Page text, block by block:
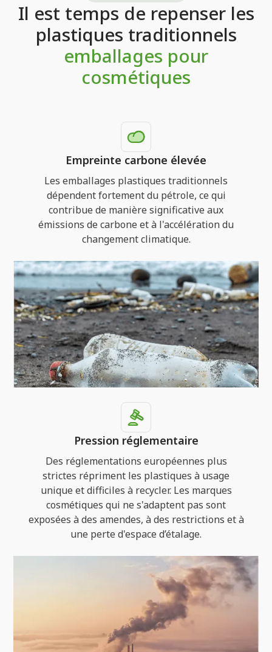
Il est temps de repenser les
plastiques traditionnels
emballages pour
cosmétiques
Empreinte carbone élevée
Les emballages plastiques traditionnels
dépendent fortement du pétrole, ce qui
contribue de manière significative aux
émissions de carbone et à l'accélération du
changement climatique.
Pression réglementaire
Des réglementations européennes plus
strictes répriment les plastiques à usage
unique et difficiles à recycler. Les marques
cosmétiques qui ne s'adaptent pas sont
exposées à des amendes, à des restrictions et à
une perte d'espace d’étalage.